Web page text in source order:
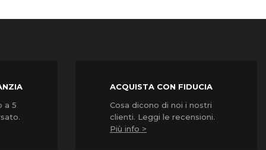
a 5
ACQUISTA CON FIDUCIA
Cosa dicono di noi i nostri
clienti. Leggi le recensioni.
Più info >